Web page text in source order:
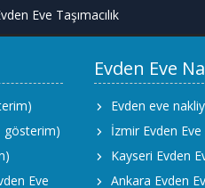
Eve Taşımacılık
gösterim)
Eve
Evden Eve
Evden eve
İzmir Evden
Kayseri Evden
Ankara Evden